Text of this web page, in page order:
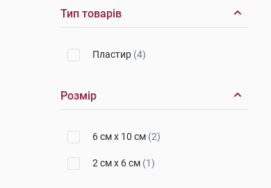
Тип товарів
Пластир (4)
Розмір
6 см х 10 см (2)
2 см х 6 см (1)